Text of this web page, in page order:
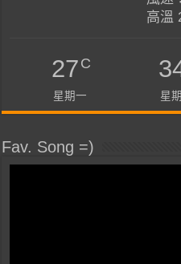
高溫
27C
星期一 星
Fav. Song =)